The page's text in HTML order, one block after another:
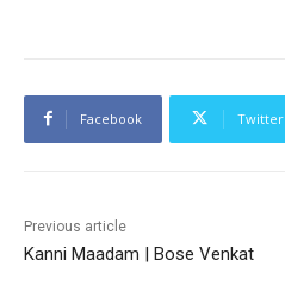
Facebook Twitter
Previous article
Kanni Maadam | Bose Venkat